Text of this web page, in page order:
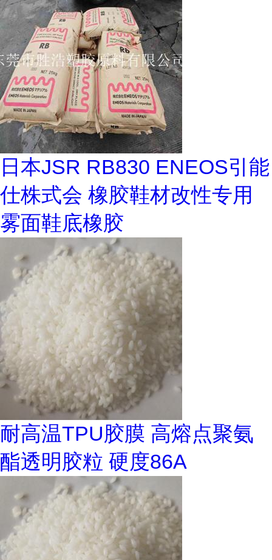
日本JSR RB830 ENEOS引能
仕株式会 橡胶鞋材改性专用
雾面鞋底橡胶
耐高温TPU胶膜 高熔点聚氨
酯透明胶粒 硬度86A